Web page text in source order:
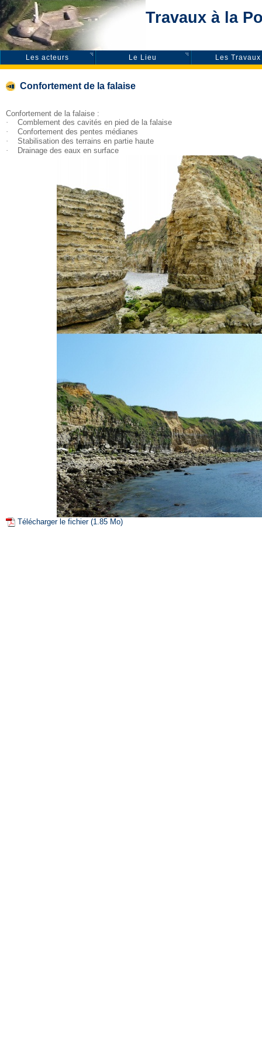
Travaux à la
Les acteurs Le Lieu Les Travaux
Confortement de la falaise
Confortement de la falaise :
·
Comblement des cavités en pied de la falaise
·
Confortement des pentes médianes
·
Stabilisation des terrains en partie haute
·
Drainage des eaux en surface
Télécharger le fichier (1.85 Mo)